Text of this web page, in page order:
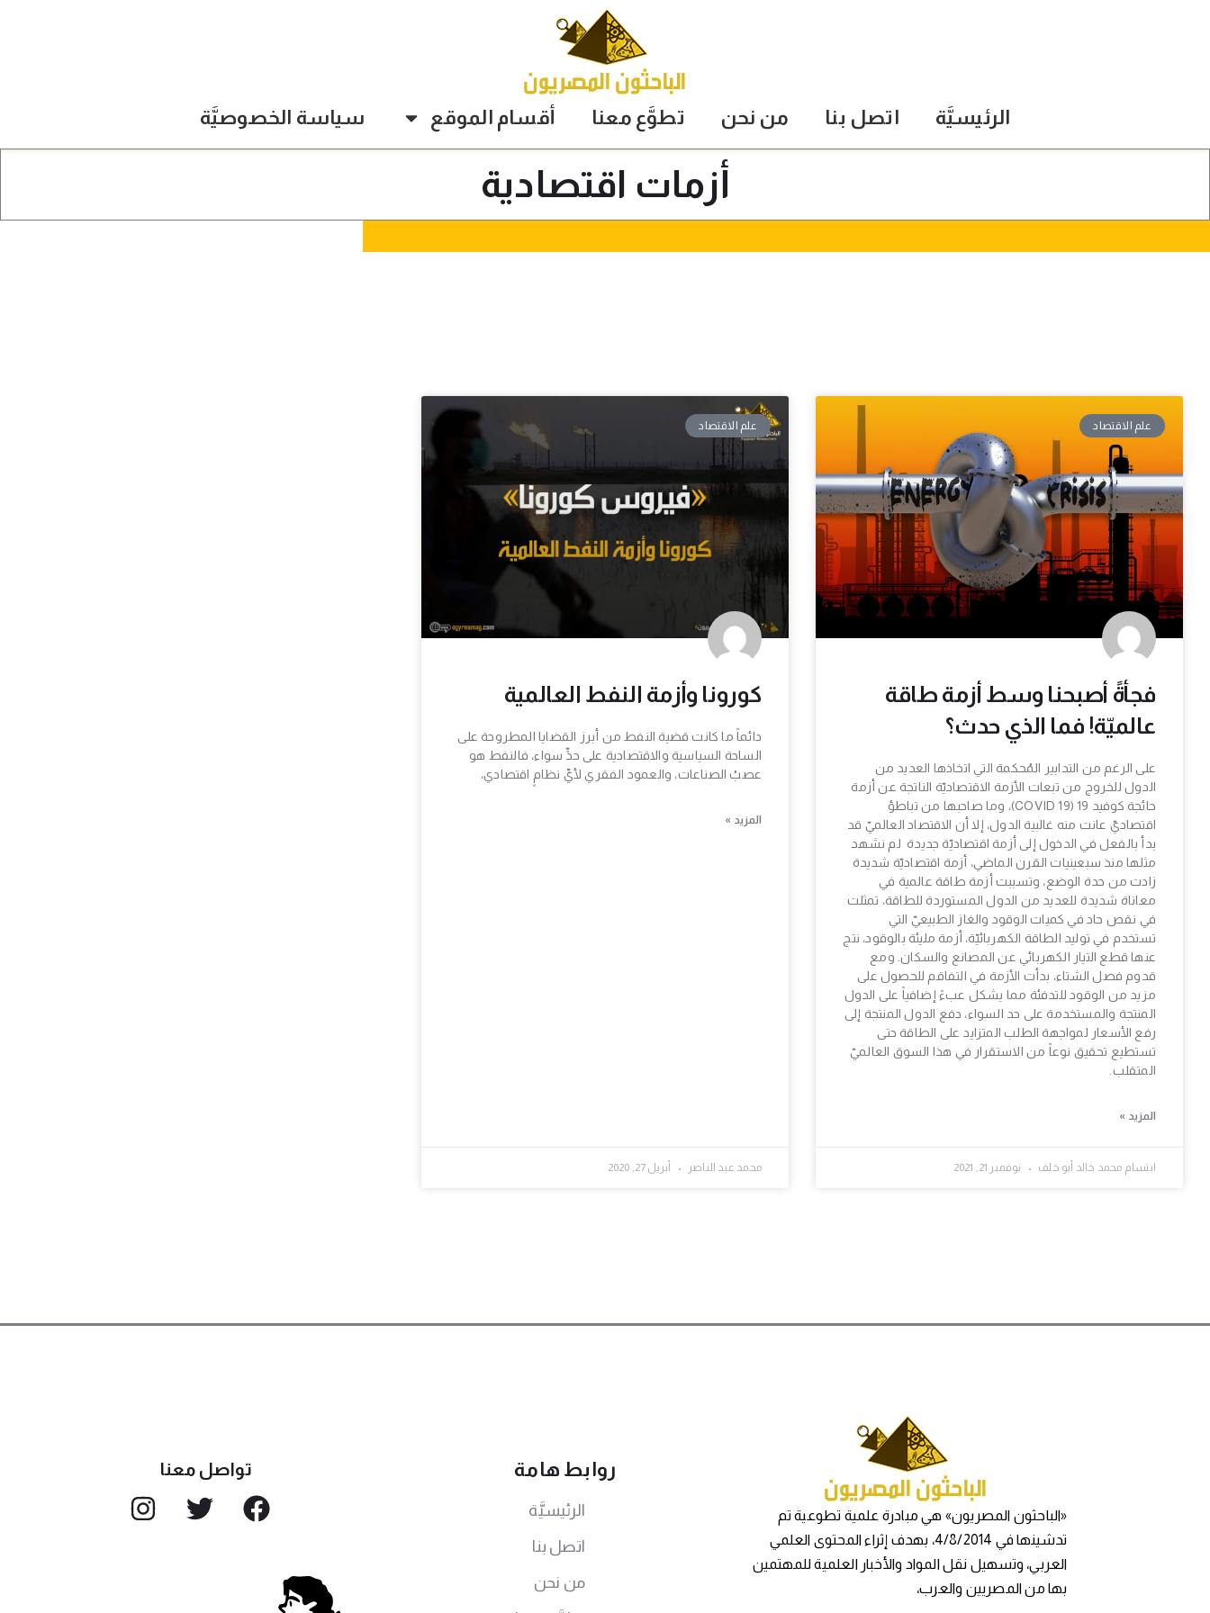
الرئيسيَّة اتصل بنا من نحن تطوَّع معنا أقسام الموقع سياسة الخصوصيَّة
أزمات اقتصادية
علم الاقتصاد
فجأةً أصبحنا وسط أزمة طاقة
عالميّة! فما الذي حدث؟
على الرغم من التدابير المُحكمة التي اتخاذها العديد من
الدول للخروج من تبعات الأزمة الاقتصاديّة الناتجة عن أزمة
حائجة كوفيد 19 (COVID 19)، وما صاحبها من تباطؤ
اقتصاديّ عانت منه غالبية الدول، إلا أن الاقتصاد العالميّ قد
بدأ بالفعل في الدخول إلى أزمة اقتصاديّة جديدة لم نشهد
مثلها منذ سبعينيات القرن الماضي، أزمة اقتصاديّة شديدة
زادت من حدة الوضع، وتسببت أزمة طاقة عالمية في
معاناة شديدة للعديد من الدول المستوردة للطاقة، تمثلت
في نقص حاد في كميات الوقود والغاز الطبيعيّ التي
تستخدم في توليد الطاقة الكهربائيّة، أزمة مليئة بالوقود، نتج
عنها قطع التيار الكهربائي عن المصانع والسكان. ومع
قدوم فصل الشتاء، بدأت الأزمة في التفاقم للحصول على
مزيد من الوقود للتدفئة مما يشكل عبءً إضافياً على الدول
المنتجة والمستخدمة على حد السواء، دفع الدول المنتجة إلى
رفع الأسعار لمواجهة الطلب المتزايد على الطاقة حتى
تستطيع تحقيق نوعاً من الاستقرار في هذا السوق العالميّ
المتقلب.
المزيد »
ابتسام محمد خالد أبو خلف نوفمبر 21, 2021
علم الاقتصاد
كورونا وأزمة النفط العالمية
دائماً ما كانت قضية النفط من أبرز القضايا المطروحة على
الساحة السياسية والاقتصادية على حدٍّ سواء، فالنفط هو
عصبُ الصناعات، والعمود الفقري لأيِّ نظامٍ اقتصادي،
المزيد »
محمد عبد الناصر أبريل 27, 2020
«الباحثون المصريون» هي مبادرة علمية تطوعية تم
تدشينها في 4/8/2014، بهدف إثراء المحتوى العلمي
العربي، وتسهيل نقل المواد والأخبار العلمية للمهتمين
بها من المصريين والعرب،
روابط هامة
الرئيسيَّة
اتصل بنا
من نحن
تواصل معنا